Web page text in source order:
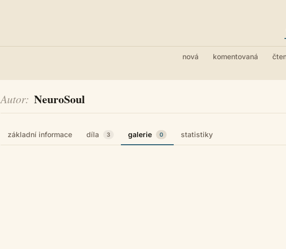
nová komentovaná
Autor NeuroSoul
základní informace díla 3 galerie 0 statistiky